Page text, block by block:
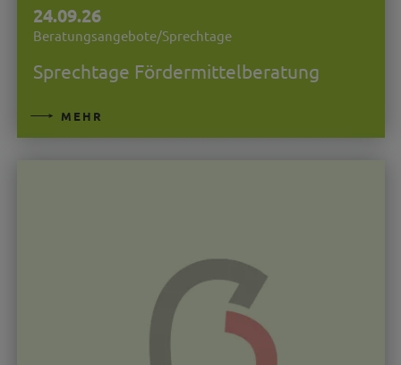
24.09.26
Beratungsangebote/Sprechtage
Sprechtage Fördermittelberatung
MEHR